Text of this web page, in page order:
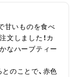
甘いものを食べ
文しました！カ
なハーブティー
のことで、赤色